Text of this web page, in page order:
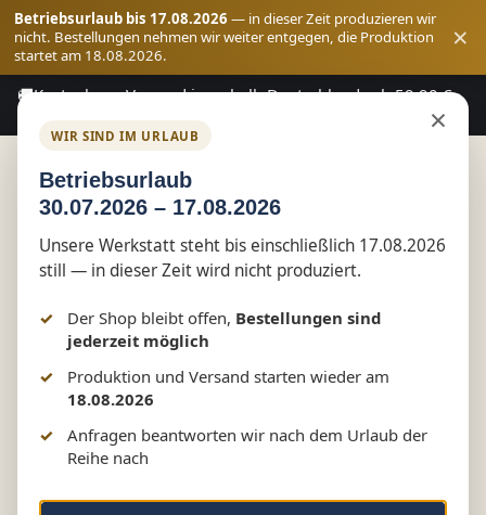
Zum Hauptinhalt springen
Betriebsurlaub bis 17.08.2026 — in dieser Zeit produzieren wir
nicht. Bestellungen nehmen wir weiter entgegen, die Produktion
startet am 18.08.2026.
×
×
WIR SIND IM URLAUB
Betriebsurlaub
30.07.2026 – 17.08.2026
Unsere Werkstatt steht bis einschließlich 17.08.2026
still — in dieser Zeit wird nicht produziert.
Der Shop bleibt offen, Bestellungen sind
jederzeit möglich
Produktion und Versand starten wieder am
18.08.2026
Anfragen beantworten wir nach dem Urlaub der
Reihe nach
🚚Kostenloser Versand innerhalb Deutschlands ab 59,90 €
Bestellwert
Shop Vereinswelt RGZ Tessin
Softshelljacke – mit Rücken-
und Brustdruck |
Vereinskleidung by Marketing-